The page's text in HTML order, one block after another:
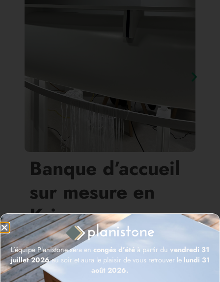
Banque d’accueil
sur mesure en
Krion
EN SAVOIR +
L’équipe Planistone sera en congés d’été à partir du vendredi 31
juillet 2026au soir et aura le plaisir de vous retrouver le lundi 31
août 2026.